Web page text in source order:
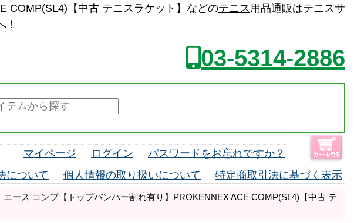
COMP(SL4)【中古 テニスラケット】などのテニス用品通販はテニスサ
！
03-5314-2886
マイページ
ログイン
パスワードをお忘れですか？
について
個人情報の取り扱いについて 特定商取引法に基づく表示
ース コンプ【トップバンパー割れ有り】PROKENNEX ACE COMP(SL4)【中古 テ